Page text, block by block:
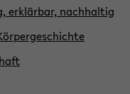
erklärbar, nachhaltig